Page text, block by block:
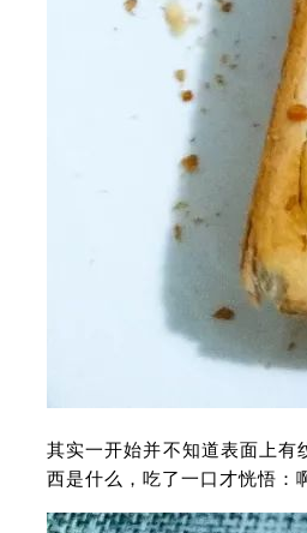
其实一开始并不知道表面上有
西是什么，吃了一口才恍悟：